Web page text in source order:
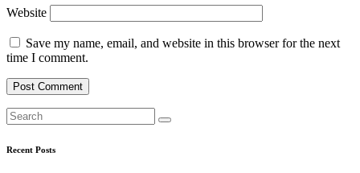
Website
Save my name, email, and website in this browser for the next
time I comment.
Recent Posts